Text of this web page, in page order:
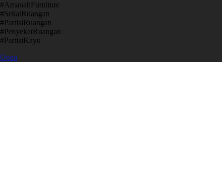
​#AmanahFurniture
​#SekatRuangan
​#PartisiRuangan
​#PenyekatRuangan
​#PartisiKayu
Open